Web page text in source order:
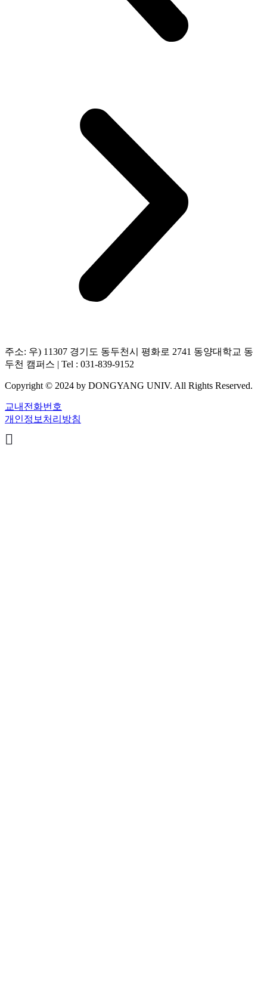
주소: 우) 11307 경기도 동두천시 평화로 2741 동양대학교 동
두천 캠퍼스 | Tel : 031-839-9152
Copyright © 2024 by DONGYANG UNIV. All Rights Reserved.
교내전화번호
개인정보처리방침